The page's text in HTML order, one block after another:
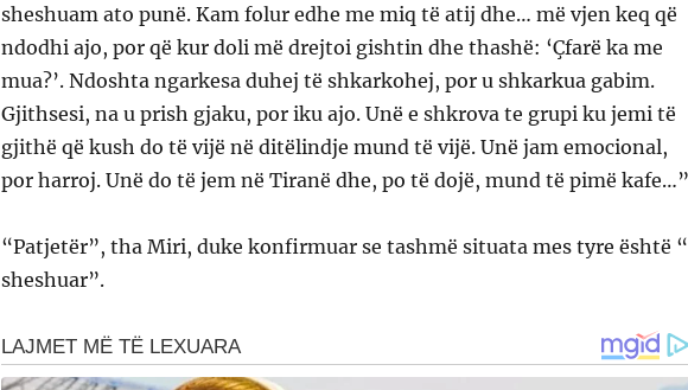
sheshuam ato punë. Kam folur edhe me miq të atij dhe… më vjen keq që
ndodhi ajo, por që kur doli më drejtoi gishtin dhe thashë: ‘Çfarë ka me
mua?’. Ndoshta ngarkesa duhej të shkarkohej, por u shkarkua gabim.
Gjithsesi, na u prish gjaku, por iku ajo. Unë e shkrova te grupi ku jemi të
gjithë që kush do të vijë në ditëlindje mund të vijë. Unë jam emocional,
por harroj. Unë do të jem në Tiranë dhe, po të dojë, mund të pimë kafe…”
“Patjetër”, tha Miri, duke konfirmuar se tashmë situata mes tyre është
sheshuar”.